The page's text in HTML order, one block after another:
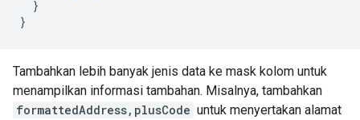
}
}
Tambahkan lebih banyak jenis data ke mask kolom untuk
menampilkan informasi tambahan. Misalnya, tambahkan
formattedAddress,plusCode untuk menyertakan alamat